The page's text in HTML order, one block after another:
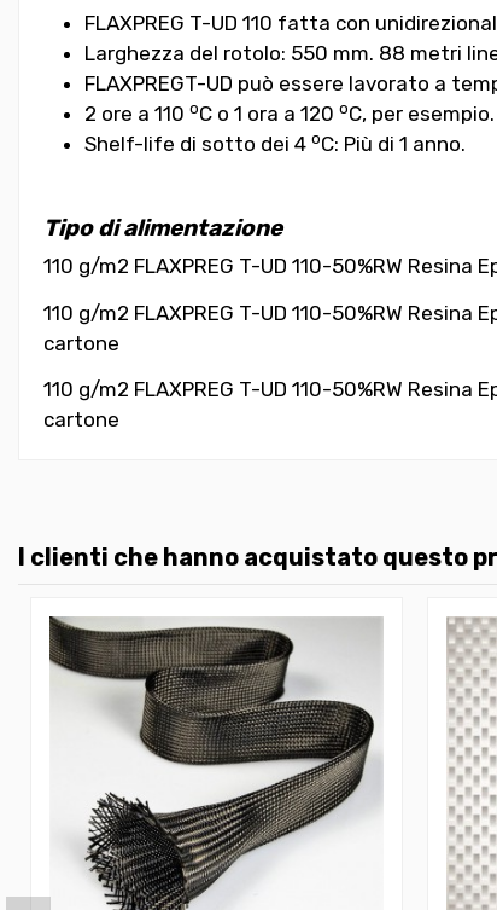
FLAXPREG T-UD 110 fatta con
Larghezza del rotolo: 550 mm. 88 metri
FLAXPREGT-UD può essere lavorato a
2 ore a 110 oC o 1 ora a 120 oC, per
Shelf-life di sotto dei 4 oC: Più di 1 anno.
Tipo di alimentazione
110 g/m2 FLAXPREG T-UD 110-50%RW
110 g/m2 FLAXPREG T-UD 110-50%RW
cartone
110 g/m2 FLAXPREG T-UD 110-50%RW
cartone
I clienti che hanno acquistato questo